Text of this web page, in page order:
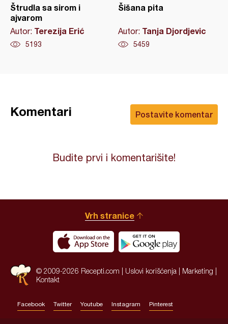
Štrudla sa sirom i
ajvarom
Autor: Terezija Erić
5193
Šišana pita
Autor: Tanja Djordjevic
5459
Postavite komentar
Komentari
Budite prvi i komentarišite!
Vrh stranice
© 2009-2026 Recepti.com | Uslovi korišćenja Marketing
Kontakt
Facebook Twitter Youtube Instagram Pinterest